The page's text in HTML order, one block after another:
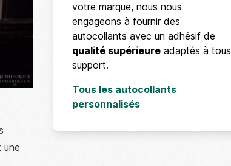
une
votre marque, nous nous
engageons à fournir des
autocollants avec un adhésif de
qualité supérieure adaptés à tous
support.
Tous les autocollants
personnalisés